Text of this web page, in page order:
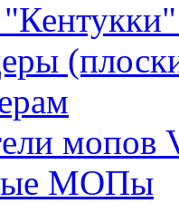
мопов
МОПы